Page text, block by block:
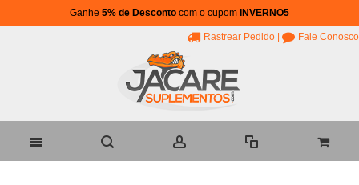
Ganhe 5% de Desconto com o cupom INVERNO5
Rastrear Pedido Fale Conosco